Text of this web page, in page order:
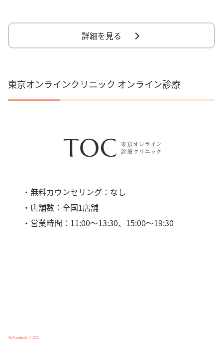
詳細を見る
東京オンラインクリニック オンライン診療
・無料カウンセリング：なし
・店舗数：全国1店舗
・営業時間：11:00〜13:30、15:00〜19:30